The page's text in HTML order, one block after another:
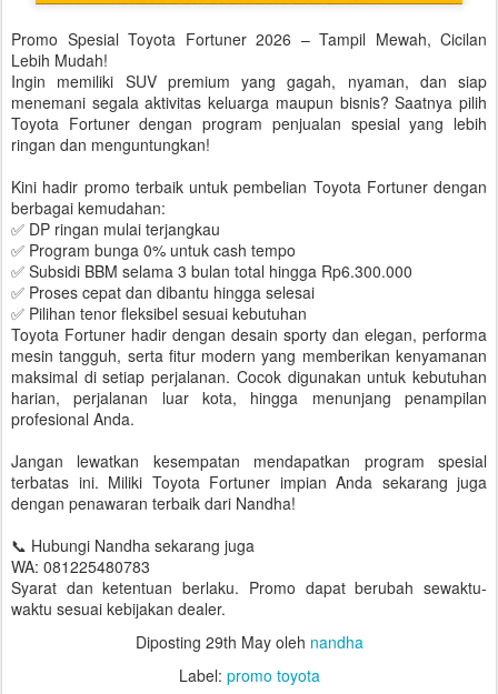
Promo Spesial Toyota Fortuner 2026 – Tampil Mewah, Cicilan
Lebih Mudah!
Ingin memiliki SUV premium yang gagah, nyaman, dan siap
menemani segala aktivitas keluarga maupun bisnis? Saatnya pilih
Toyota Fortuner dengan program penjualan spesial yang lebih
ringan dan menguntungkan!
Kini hadir promo terbaik untuk pembelian Toyota Fortuner dengan
berbagai kemudahan:
✅ DP ringan mulai terjangkau
✅ Program bunga 0% untuk cash tempo
✅ Subsidi BBM selama 3 bulan total hingga Rp6.300.000
✅ Proses cepat dan dibantu hingga selesai
✅ Pilihan tenor fleksibel sesuai kebutuhan
Toyota Fortuner hadir dengan desain sporty dan elegan, performa
mesin tangguh, serta fitur modern yang memberikan kenyamanan
maksimal di setiap perjalanan. Cocok digunakan untuk kebutuhan
harian, perjalanan luar kota, hingga menunjang penampilan
profesional Anda.
Jangan lewatkan kesempatan mendapatkan program spesial
terbatas ini. Miliki Toyota Fortuner impian Anda sekarang juga
dengan penawaran terbaik dari Nandha!
📞 Hubungi Nandha sekarang juga
WA: 081225480783
Syarat dan ketentuan berlaku. Promo dapat berubah sewaktu-
waktu sesuai kebijakan dealer.
Diposting 29th Mayoleh nandha
Label: promo toyota